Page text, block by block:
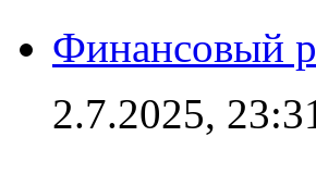
Финансовый
2.7.2025,